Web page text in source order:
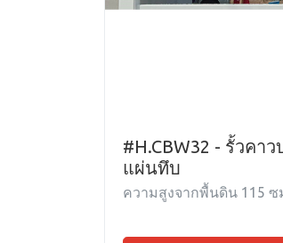
#H.CBW32 - รั้วคา
แผ่นทึบ
ความสูงจากพื้นดิน 115 ซ